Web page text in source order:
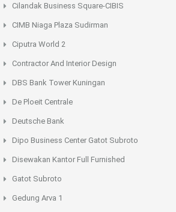
Cilandak Business Square-CIBIS
CIMB Niaga Plaza Sudirman
Ciputra World 2
Contractor And Interior Design
DBS Bank Tower Kuningan
De Ploeit Centrale
Deutsche Bank
Dipo Business Center Gatot Subroto
Disewakan Kantor Full Furnished
Gatot Subroto
Gedung Arva 1